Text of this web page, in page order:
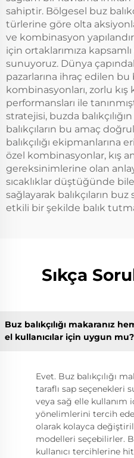
sahiptir. Bölgesel buz
türlerine göre olta
ve kombinasyon
için ortaklarımıza
sunuyoruz. Dünya
pazarlarına ihraç edilen
kombinasyonları, zorlu
performansları ile
stratejisi, buzda
balıkçıların bu amaç
balıkçılığı ekipmanlarına
özel kombinasyonlar, kış
gereksinimlerine olan
sıcaklıklar düştüğünde
sağlayarak balıkçıların
etkili bir şekilde balık
Sıkça
Buz balıkçılığı makaranız
el kullanıcılar için uygun mu?
Evet. Buz balıkçılığı
taraflı sap seçenekleri
veya sağ elle kullanım
yönelimlerini tercih
olarak kolayca
modelleri seçebilirler.
kullanıcı tercihlerine